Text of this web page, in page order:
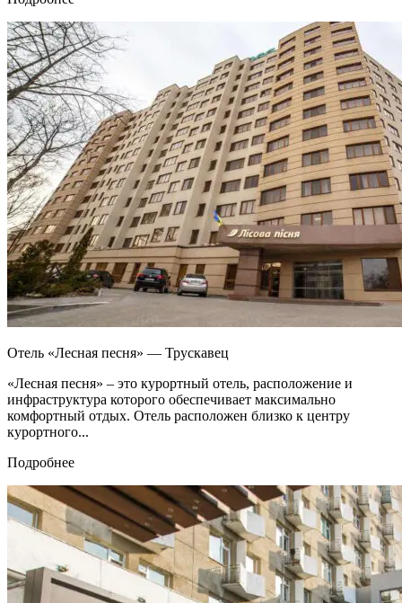
Отель «Лесная песня» — Трускавец
«Лесная песня» – это курортный отель, расположение и
инфраструктура которого обеспечивает максимально
комфортный отдых. Отель расположен близко к центру
курортного...
Подробнее